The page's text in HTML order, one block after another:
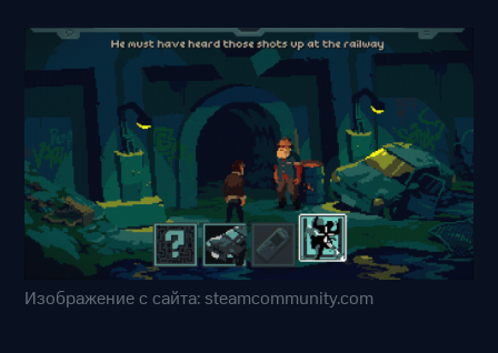
Изображение с сайта: steamcommunity.com